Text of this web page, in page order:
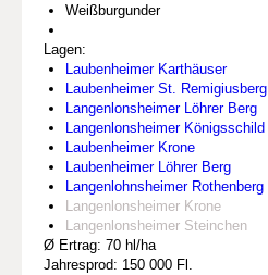
Weißburgunder
Lagen:
Laubenheimer Karthäuser
Laubenheimer St. Remigiusberg
Langenlonsheimer Löhrer Berg
Langenlonsheimer Königsschild
Laubenheimer Krone
Laubenheimer Löhrer Berg
Langenlohnsheimer Rothenberg
Langenlonsheimer Krone
Langenlonsheimer Steinchen
Ø Ertrag: 70 hl/ha
Jahresprod: 150 000 Fl.